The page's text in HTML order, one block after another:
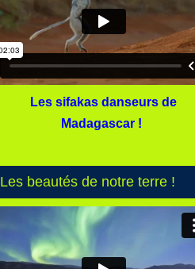
Les sifakas danseurs de
Madagascar !
Les beautés de notre terre !